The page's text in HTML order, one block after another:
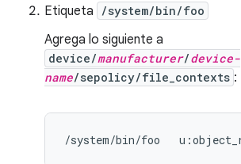
Etiqueta
/system/bin/foo
Agrega lo siguiente a
device/manufacturer/device-
name/sepolicy/file_contexts :